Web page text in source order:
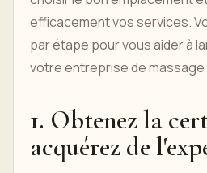
efficacement vos services.
par étape pour vous aider à
votre entreprise de massage
1. Obtenez la
acquérez de